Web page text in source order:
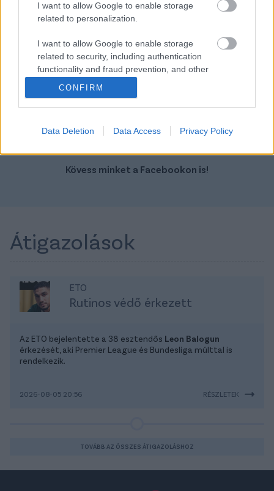
I want to allow Google to enable storage
related to personalization.
I want to allow Google to enable storage
related to security, including authentication
functionality and fraud prevention, and other
CONFIRM
Data Deletion Data Access Privacy Policy
Szín: Piros (metál)
Üzemanyag:
5 540 000 Ft
Szín:
Üzemanyag:
16 990 000 Ft
Kövess minket a Facebookon is!
Átigazolások
ETO
Rutinos védő érkezett
Az ETO bejelentette a 38 esztendős Leon Balogun
érkezését, aki Premier League és Bundesliga múlttal is
rendelkezik.
2026-08-05 20:56 RÉSZLETEK
TOVÁBB AZ ÖSSZES ÁTIGAZOLÁSHOZ